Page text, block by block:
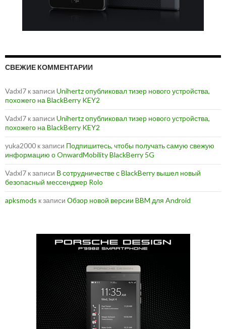
СВЕЖИЕ КОММЕНТАРИИ
Vadxl7 к записи Unihertz опубликовал тизер нового устройства,
похожего на BlackBerry KEY2
Vadxl7 к записи Unihertz опубликовал тизер нового устройства,
похожего на BlackBerry KEY2
yuka2000 к записи Подпишитесь, чтобы получать самую свежую
информацию о OnwardMobility BlackBerry 5G
Vadxl7 к записи В сотрудничестве с BlackBerry вышел новый
безопасный мессенджер Rolo
apksmods к записи Обзор новой версии BBM для Android